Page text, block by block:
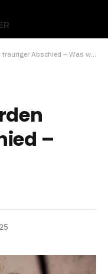
Abschied – Was wirklich dahintersteckt
–